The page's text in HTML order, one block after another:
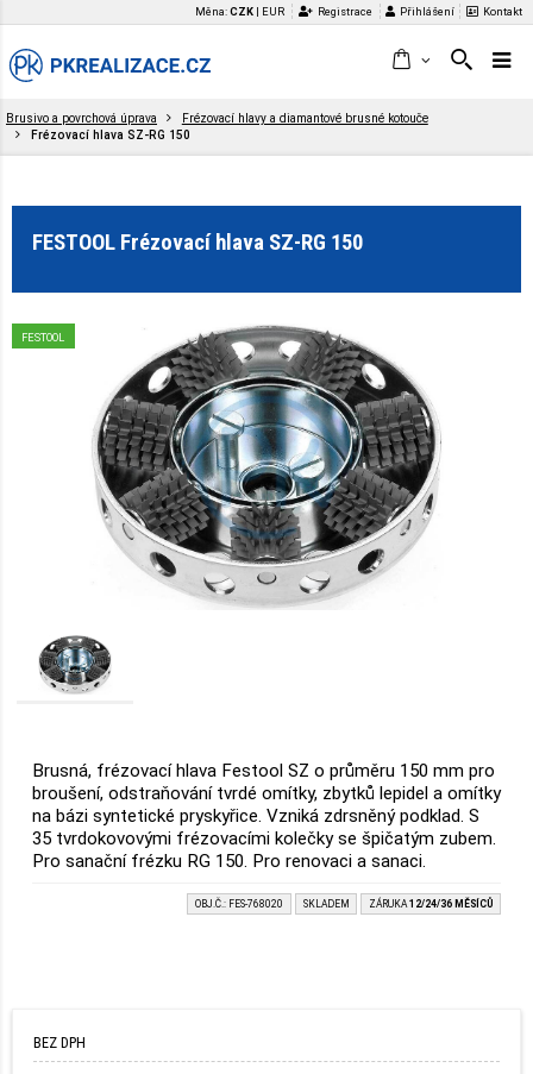
Měna:CZK EUR Registrace Přihlášení Kontakt
Brusivo a povrchová úprava
Frézovací hlavy a diamantové brusné kotouče
Frézovací hlava SZ-RG 150
FESTOOL Frézovací hlava SZ-RG 150
FESTOOL
Brusná, frézovací hlava Festool SZ o průměru 150 mm pro
broušení, odstraňování tvrdé omítky, zbytků lepidel a omítky
na bázi syntetické pryskyřice. Vzniká zdrsněný podklad. S
35 tvrdokovovými frézovacími kolečky se špičatým zubem.
Pro sanační frézku RG 150. Pro renovaci a sanaci.
OBJ.Č.: FES-768020 SKLADEM ZÁRUKA 12/24/36 MĚSÍCŮ
BEZ DPH